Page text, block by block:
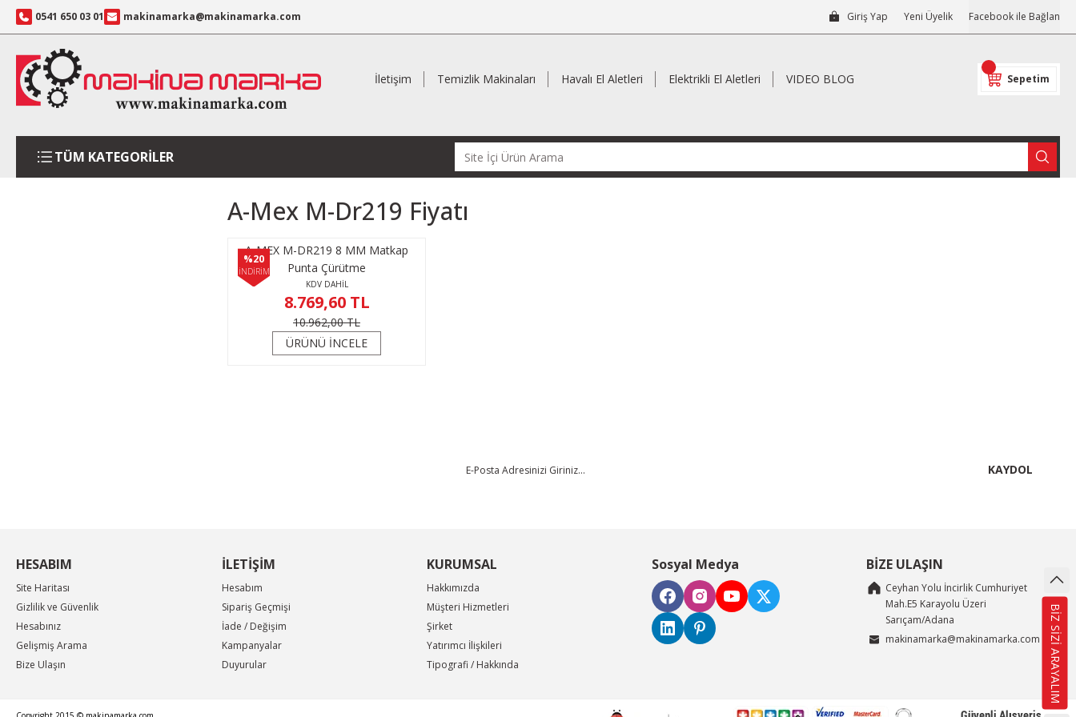
0541 650 03 01 makinamarka@makinamarka.com Giriş Yap Yeni Üyelik Facebook ile Bağlan
İletişim Temizlik Makinaları Havalı El Aletleri Elektrikli El Aletleri VIDEO BLOG Sepetim
TÜM KATEGORİLER
A-Mex M-Dr219 Fiyatı
%20
İNDİRİM
A-MEX M-DR219 8 MM Matkap
Punta Çürütme
KDV DAHİL
8.769,60 TL
10.962,00 TL
ÜRÜNÜ İNCELE
KAYDOL
HESABIM
Site Haritası
Gizlilik ve Güvenlik
Hesabınız
Gelişmiş Arama
Bize Ulaşın
İLETİŞİM
Hesabım
Sipariş Geçmişi
İade / Değişim
Kampanyalar
Duyurular
KURUMSAL
Hakkımızda
Müşteri Hizmetleri
Şirket
Yatırımcı İlişkileri
Tipografi / Hakkında
Sosyal Medya BİZE ULAŞIN
Ceyhan Yolu İncirlik Cumhuriyet
Mah.E5 Karayolu Üzeri
Sarıçam/Adana
makinamarka@makinamarka.com
BİZ SİZİ ARAYALIM